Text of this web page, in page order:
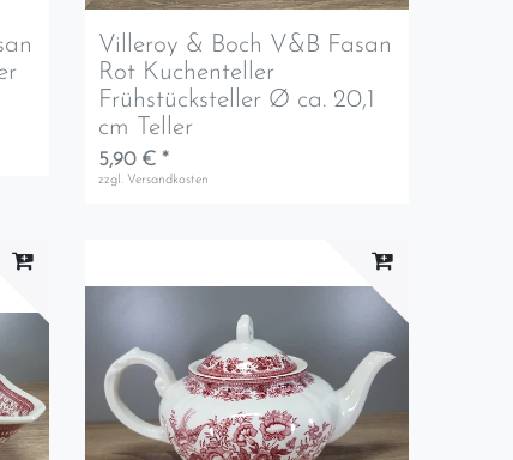
Villeroy & Boch V&B Fasan
Rot Kuchenteller
Frühstücksteller Ø ca. 20,1
cm Teller
5,90 € *
zzgl. Versandkosten